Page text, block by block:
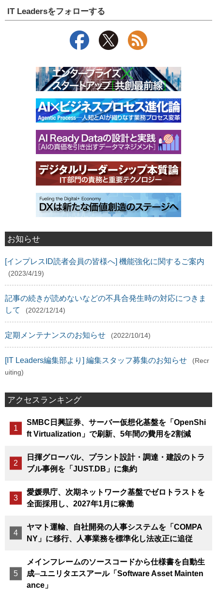
IT Leadersをフォローする
お知らせ
[インプレスID読者会員の皆様へ] 機能強化に関するご案内
(2023/4/19)
記事の続きが読めないなどの不具合発生時の対応につきま
して
(2022/12/14)
定期メンテナンスのお知らせ (2022/10/14)
[IT Leaders編集部より] 編集スタッフ募集のお知らせ
(Recr
uiting)
アクセスランキング
SMBC日興証券、サーバー仮想化基盤を「OpenShi
ft Virtualization」で刷新、5年間の費用を2割減
日揮グローバル、プラント設計・調達・建設のトラ
ブル事例を「JUST.DB」に集約
愛媛県庁、次期ネットワーク基盤でゼロトラストを
全面採用し、2027年1月に稼働
ヤマト運輸、自社開発の人事システムを「COMPA
NY」に移行、人事業務を標準化し法改正に追従
メインフレームのソースコードから仕様書を自動生
成─ユニリタエスアール「Software Asset Mainten
ance」